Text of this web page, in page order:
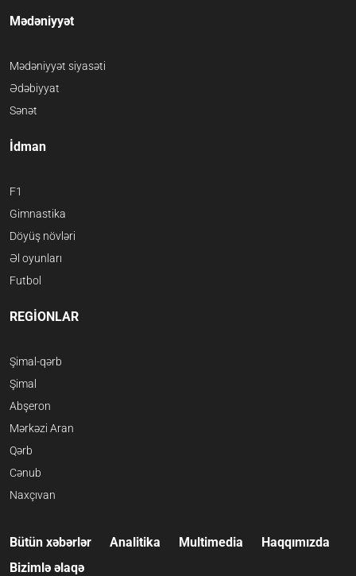
Mədəniyyət
Mədəniyyət siyasəti
Ədəbiyyat
Sənət
İdman
F1
Gimnastika
Döyüş növləri
Əl oyunları
Futbol
REGİONLAR
Şimal-qərb
Şimal
Abşeron
Mərkəzi Aran
Qərb
Cənub
Naxçıvan
Bütün xəbərlər Analitika Multimedia
Haqqımızda
Bizimlə əlaqə